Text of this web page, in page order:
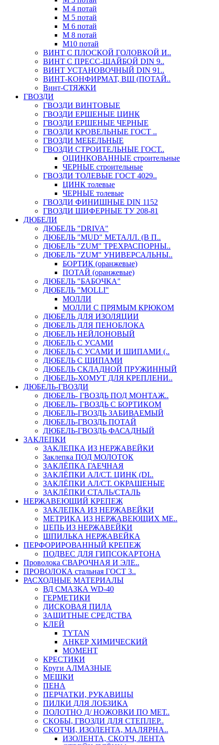
М 4 потай
М 5 потай
М 6 потай
М 8 потай
М10 потай
ВИНТ С ПЛОСКОЙ ГОЛОВКОЙ И..
ВИНТ С ПРЕСС-ШАЙБОЙ DIN 9..
ВИНТ УСТАНОВОЧНЫЙ DIN 91..
ВИНТ-КОНФИРМАТ, ВШ (ПОТАЙ..
Винт-СТЯЖКИ
ГВОЗДИ
ГВОЗДИ ВИНТОВЫЕ
ГВОЗДИ ЕРШЕНЫЕ ЦИНК
ГВОЗДИ ЕРШЕНЫЕ ЧЕРНЫЕ
ГВОЗДИ КРОВЕЛЬНЫЕ ГОСТ ..
ГВОЗДИ МЕБЕЛЬНЫЕ
ГВОЗДИ СТРОИТЕЛЬНЫЕ ГОСТ..
ОЦИНКОВАННЫЕ строительные
ЧЕРНЫЕ строительные
ГВОЗДИ ТОЛЕВЫЕ ГОСТ 4029..
ЦИНК толевые
ЧЕРНЫЕ толевые
ГВОЗДИ ФИНИШНЫЕ DIN 1152
ГВОЗДИ ШИФЕРНЫЕ ТУ 208-81
ДЮБЕЛИ
ДЮБЕЛЬ "DRIVA"
ДЮБЕЛЬ "MUD" МЕТАЛЛ. (В П..
ДЮБЕЛЬ "ZUM" ТРЕХРАСПОРНЫ..
ДЮБЕЛЬ "ZUM" УНИВЕРСАЛЬНЫ..
БОРТИК (оранжевые)
ПОТАЙ (оранжевые)
ДЮБЕЛЬ "БАБОЧКА"
ДЮБЕЛЬ "МOLLI"
МОЛЛИ
МОЛЛИ С ПРЯМЫМ КРЮКОМ
ДЮБЕЛЬ ДЛЯ ИЗОЛЯЦИИ
ДЮБЕЛЬ ДЛЯ ПЕНОБЛОКА
ДЮБЕЛЬ НЕЙЛОНОВЫЙ
ДЮБЕЛЬ С УСАМИ
ДЮБЕЛЬ С УСАМИ И ШИПАМИ (..
ДЮБЕЛЬ С ШИПАМИ
ДЮБЕЛЬ СКЛАДНОЙ ПРУЖИННЫЙ
ДЮБЕЛЬ-ХОМУТ ДЛЯ КРЕПЛЕНИ..
ДЮБЕЛЬ-ГВОЗДИ
ДЮБЕЛЬ- ГВОЗДЬ ПОД МОНТАЖ..
ДЮБЕЛЬ- ГВОЗДЬ С БОРТИКОМ
ДЮБЕЛЬ-ГВОЗДЬ ЗАБИВАЕМЫЙ
ДЮБЕЛЬ-ГВОЗДЬ ПОТАЙ
ДЮБЕЛЬ-ГВОЗДЬ ФАСАДНЫЙ
ЗАКЛЕПКИ
ЗАКЛЕПКА ИЗ НЕРЖАВЕЙКИ
Заклепка ПОД МОЛОТОК
ЗАКЛЁПКА ГАЕЧНАЯ
ЗАКЛЁПКИ АЛ/СТ. ЦИНК (DI..
ЗАКЛЁПКИ АЛ/СТ. ОКРАШЕНЫЕ
ЗАКЛЁПКИ СТАЛЬ/СТАЛЬ
НЕРЖАВЕЮЩИЙ КРЕПЕЖ
ЗАКЛЕПКА ИЗ НЕРЖАВЕЙКИ
МЕТРИКА ИЗ НЕРЖАВЕЮЩИХ МЕ..
ЦЕПЬ ИЗ НЕРЖАВЕЙКИ
ШПИЛЬКА НЕРЖАВЕЙКА
ПЕРФОРИРОВАННЫЙ КРЕПЕЖ
ПОДВЕС ДЛЯ ГИПСОКАРТОНА
Проволока СВАРОЧНАЯ И ЭЛЕ..
ПРОВОЛОКА стальная ГОСТ 3..
РАСХОДНЫЕ МАТЕРИАЛЫ
ВД СМАЗКА WD-40
ГЕРМЕТИКИ
ДИСКОВАЯ ПИЛА
ЗАЩИТНЫЕ СРЕДСТВА
КЛЕЙ
TYTAN
АНКЕР ХИМИЧЕСКИЙ
МОМЕНТ
КРЕСТИКИ
Круги АЛМАЗНЫЕ
МЕШКИ
ПЕНА
ПЕРЧАТКИ, РУКАВИЦЫ
ПИЛКИ ДЛЯ ЛОБЗИКА
ПОЛОТНО Д/ НОЖОВКИ ПО МЕТ..
СКОБЫ, ГВОЗДИ ДЛЯ СТЕПЛЕР..
СКОТЧИ, ИЗОЛЕНТА, МАЛЯРНА..
ИЗОЛЕНТА, СКОТЧ, ЛЕНТА